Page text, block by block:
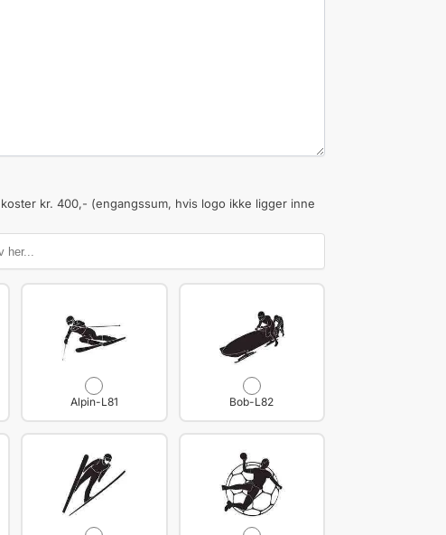
kr. 400,- (engangssum, hvis logo ikke ligger inne
Alpin-L81 Bob-L82